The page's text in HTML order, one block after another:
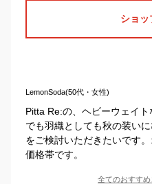
ショッ
LemonSoda(50代・女性)
Pitta Re:の、ヘビーウェイ
でも羽織としても秋の装い
をご検討いただきたいです
価格帯です。
全てのおすすめ